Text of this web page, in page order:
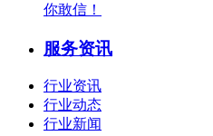
你敢信！
服务资讯
行业资讯
行业动态
行业新闻